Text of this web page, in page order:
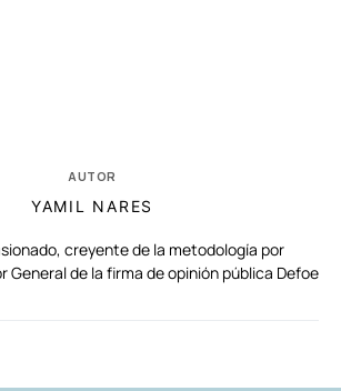
AUTOR
YAMIL NARES
creyente de la metodología por
General de la firma de opinión pública Defoe